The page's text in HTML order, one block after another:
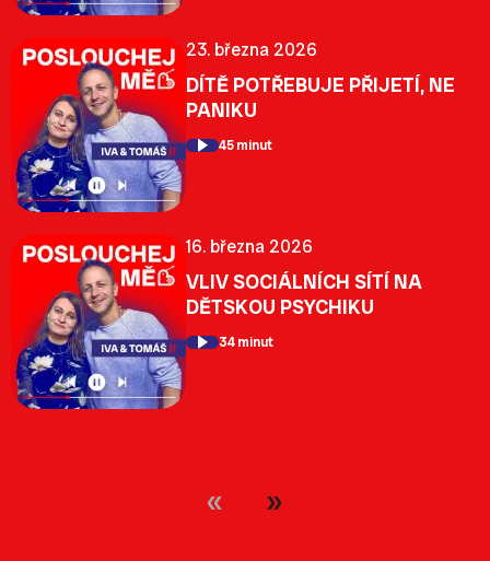
23. března 2026
DÍTĚ POTŘEBUJE PŘIJETÍ, NE
PANIKU
45 minut
16. března 2026
VLIV SOCIÁLNÍCH SÍTÍ NA
DĚTSKOU PSYCHIKU
34 minut